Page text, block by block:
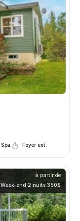
Spa Foyer ext.
à partir de
Week-end 2 nuits 350$